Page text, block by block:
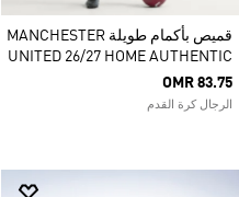
قميص بأكمام طويلة MANCHESTER
UNITED 26/27 HOME AUTHENTIC
OMR 83.75
الرجال كرة القدم